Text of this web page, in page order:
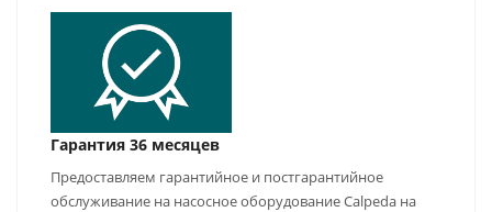
Гарантия 36 месяцев
Предоставляем гарантийное и постгарантийное
обслуживание на насосное оборудование Calpeda на